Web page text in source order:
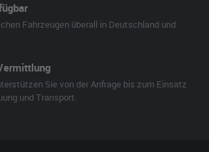
Fahrzeugen überall in Deutschland und
Sie von der Anfrage bis zum Einsatz
und Transport.